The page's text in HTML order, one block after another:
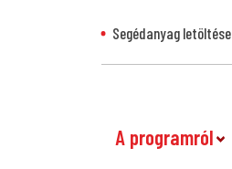
Segédanyag letöltése
A programról